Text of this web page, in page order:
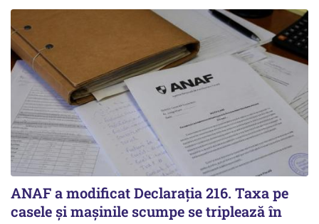
ANAF a modificat Declarația 216. Taxa pe
casele și mașinile scumpe se triplează în